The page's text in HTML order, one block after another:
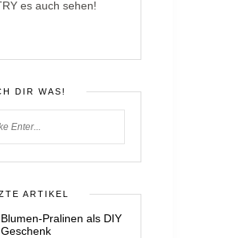
es auch sehen!
DIR WAS!
ARTIKEL
Blumen-Pralinen als DIY
Geschenk